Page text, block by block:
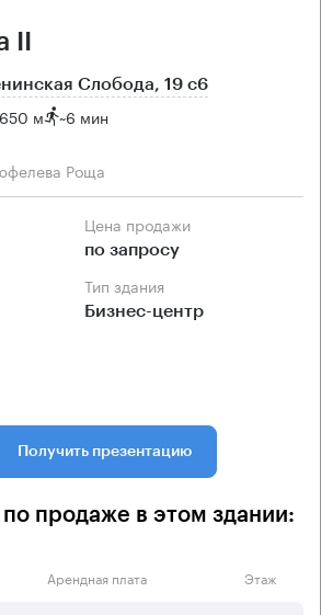
Слобода, 19 с6
м ~6 мин
Роща
Цена продажи
по запросу
Тип здания
Бизнес-центр
Получить презентацию
продаже в этом здании:
Арендная плата Этаж